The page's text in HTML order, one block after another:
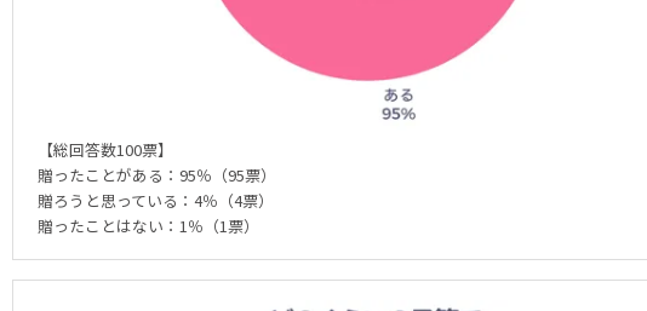
【総回答数100票】
贈ったことがある：95％（95票）
贈ろうと思っている：4％（4票）
贈ったことはない：1％（1票）